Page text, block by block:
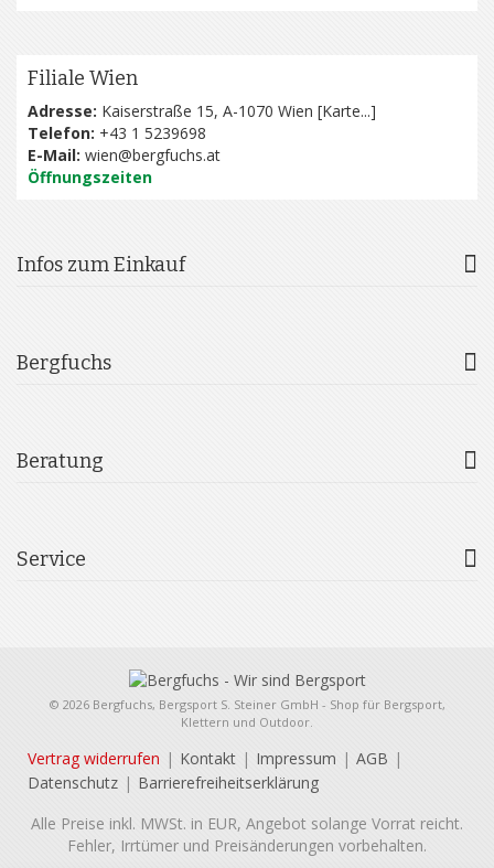
Filiale Wien
Adresse: Kaiserstraße 15, A-1070 Wien [Karte...]
Telefon: +43 1 5239698
E-Mail: wien@bergfuchs.at
Öffnungszeiten
Infos zum Einkauf
Bergfuchs
Beratung
Service
© 2026 Bergfuchs, Bergsport S. Steiner GmbH - Shop für Bergsport,
Klettern und Outdoor.
Vertrag widerrufen Kontakt Impressum
AGB
Datenschutz
Barrierefreiheitserklärung
Alle Preise inkl. MWSt. in EUR, Angebot solange Vorrat reicht.
Fehler, Irrtümer und Preisänderungen vorbehalten.